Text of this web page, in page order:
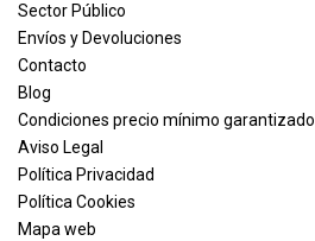
Sector Público
Envíos y Devoluciones
Contacto
Blog
Condiciones precio mínimo garantizado
Aviso Legal
Política Privacidad
Política Cookies
Mapa web